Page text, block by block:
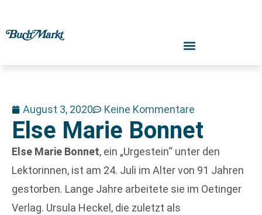
August 3, 2020 Keine Kommentare
Else Marie Bonnet
Else Marie Bonnet, ein „Urgestein“ unter den
Lektorinnen, ist am 24. Juli im Alter von 91 Jahren
gestorben. Lange Jahre arbeitete sie im Oetinger
Verlag. Ursula Heckel, die zuletzt als